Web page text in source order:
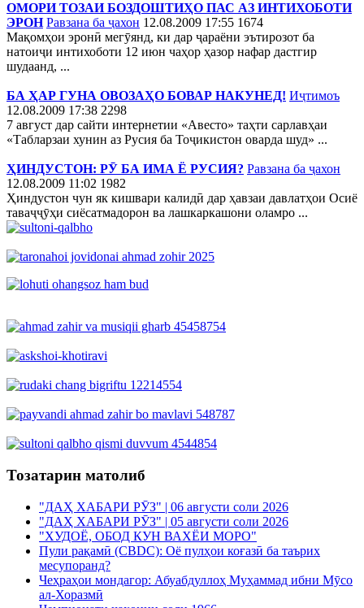
ОМОРИ ТОЗАИ БОЗДОШТИҲО ПАС АЗ ИНТИХОБОТИ
ЭРОН Равзана ба ҷахон 12.08.2009 17:55 1674
Мақомҳои эронӣ мегӯянд, ки дар ҷараёни эътирозот ба
натоиҷи интихоботи 12 июн чаҳор ҳазор нафар дастгир
шудаанд, ...
БА ҲАР ГУНА ОВОЗАҲО БОВАР НАКУНЕД! Иҷтимоъ
12.08.2009 17:38 2298
7 август дар сайти интернетии «Авесто» таҳти сарлавҳаи
«Табларзаи хунин аз Русия ба Тоҷикистон оварда шуд» ...
ҲИНДУСТОН: РӮ БА ИМА Ё РУСИЯ? Равзана ба ҷахон
12.08.2009 11:02 1982
Ҳиндустон чун як кишвари калидӣ дар ҳавзаи давлатҳои Осиё
таваҷҷӯҳи сиёсатмадорон ва лашкаркашони оламро ...
Тозатарин матолиб
"ДАҲ ХАБАРИ РӮЗ" | 06 августи соли 2026
"ДАҲ ХАБАРИ РӮЗ" | 05 августи соли 2026
"ХУДОЁ, ОБОД КУН ВАХЁИ МОРО"
Пули рақамӣ (CBDC): Оё пулҳои коғазӣ ба таърих
месупоранд?
Чеҳраҳои мондагор: Абуабдуллоҳ Муҳаммад ибни Мӯсо
ал-Хоразмӣ